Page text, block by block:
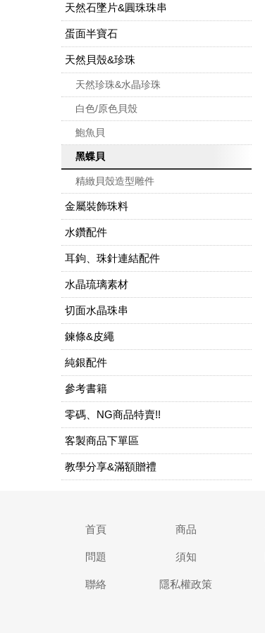
天然石墜片&圓珠珠串
蛋面半寶石
天然貝殼&珍珠
天然珍珠&水晶珍珠
白色/原色貝殼
鮑魚貝
黑蝶貝
精緻貝殼造型雕件
金屬裝飾珠料
水鑽配件
耳鉤、珠針連結配件
水晶琉璃素材
切面水晶珠串
鍊條&皮繩
純銀配件
參考書籍
零碼、NG商品特賣!!
客製商品下單區
教學分享&滿額贈禮
首頁 商品
問題 須知
聯絡 隱私權政策